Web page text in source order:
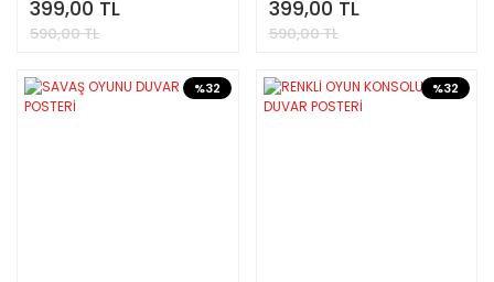
399,00 TL
590,00 TL
399,00 TL
590,00 TL
%32 %32